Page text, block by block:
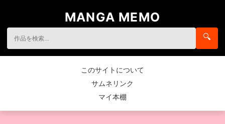
MANGA MEMO
🔍
このサイトについて
サムネリンク
マイ本棚